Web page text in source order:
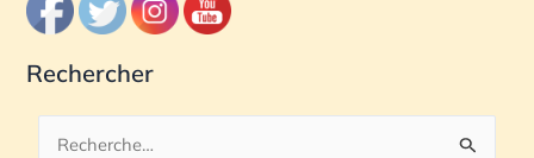
Rechercher